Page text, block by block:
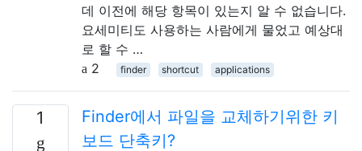
데 이전에 해당 항목이 있는지 알 수 없습니다.
요세미티도 사용하는 사람에게 물었고 예상대
로 할 수 …
2
finder shortcut applications
1
Finder에서 파일을 교체하기위한 키
보드 단축키?